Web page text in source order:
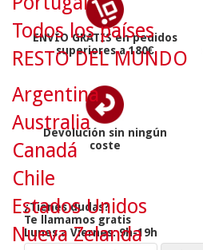
ENVÍO GRATIS en pedidos
superiores a 180€
Devolución sin ningún
coste
¿Tienes dudas?
Te llamamos gratis
Lunes a Viernes: 9h-19h
Todos los países
RESTO DEL MUNDO
Argentina
Australia
Canadá
Chile
Estados Unidos
Nueva Zelanda